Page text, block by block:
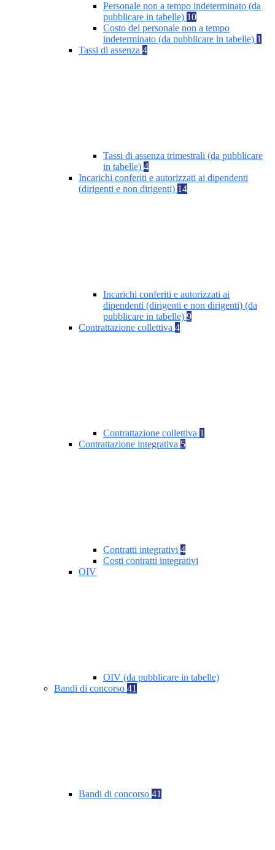
Personale non a tempo indeterminato (da
pubblicare in tabelle) 10
Costo del personale non a tempo
indeterminato (da pubblicare in tabelle) 1
Tassi di assenza 4
Tassi di assenza trimestrali (da pubblicare
in tabelle) 4
Incarichi conferiti e autorizzati ai dipendenti
(dirigenti e non dirigenti) 14
Incarichi conferiti e autorizzati ai
dipendenti (dirigenti e non dirigenti) (da
pubblicare in tabelle) 9
Contrattazione collettiva 4
Contrattazione collettiva 1
Contrattazione integrativa 5
Contratti integrativi 4
Costi contratti integrativi
OIV
OIV (da pubblicare in tabelle)
Bandi di concorso 41
Bandi di concorso 41